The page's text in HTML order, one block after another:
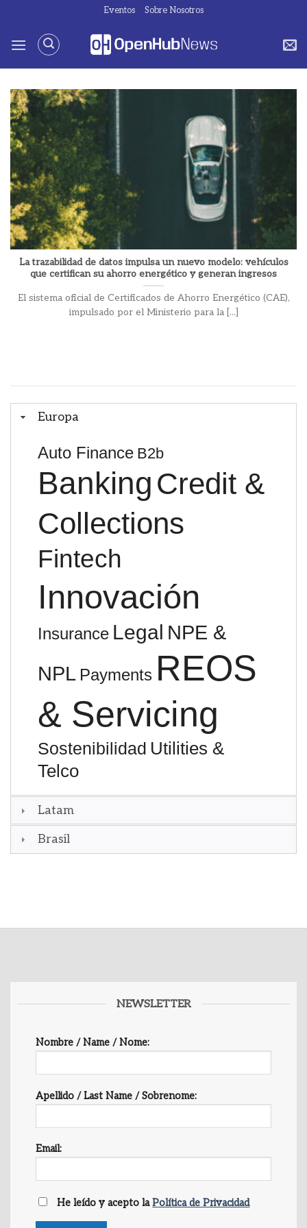
contenido
Eventos Sobre Nosotros
Europa
Auto Finance B2b
Banking Credit &
Collections
Fintech
Innovación
Insurance Legal NPE &
NPL Payments REOS
& Servicing
Sostenibilidad Utilities &
Telco
Latam
Brasil
La trazabilidad de datos impulsa un nuevo modelo: vehículos
que certifican su ahorro energético y generan ingresos
El sistema oficial de Certificados de Ahorro Energético (CAE),
impulsado por el Ministerio para la [...]
NEWSLETTER
Nombre / Name / Nome:
Apellido / Last Name / Sobrenome:
Email:
He leído y acepto laPolítica de Privacidad